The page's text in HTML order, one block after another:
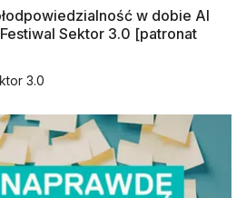
w dobie AI
Sektor 3.0 [patronat
3.0